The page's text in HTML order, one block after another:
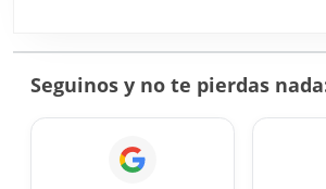
Seguinos y no te pierdas